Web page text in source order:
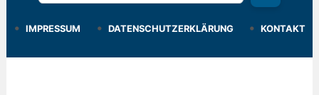
IMPRESSUM DATENSCHUTZERKLÄRUNG KONTAKT